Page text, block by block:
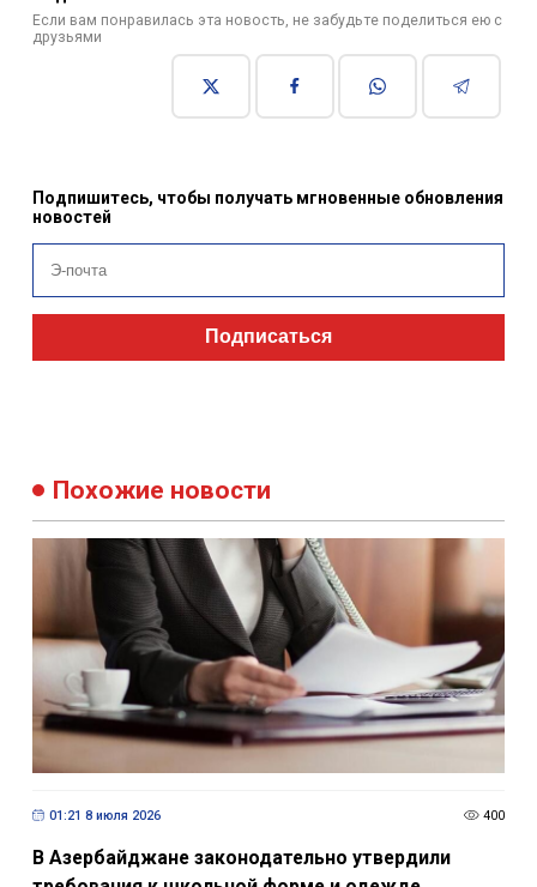
Если вам понравилась эта новость, не забудьте поделиться ею с
друзьями
Подпишитесь, чтобы получать мгновенные обновления
новостей
Подписаться
Похожие новости
01:21 8 июля 2026 400
В Азербайджане законодательно утвердили